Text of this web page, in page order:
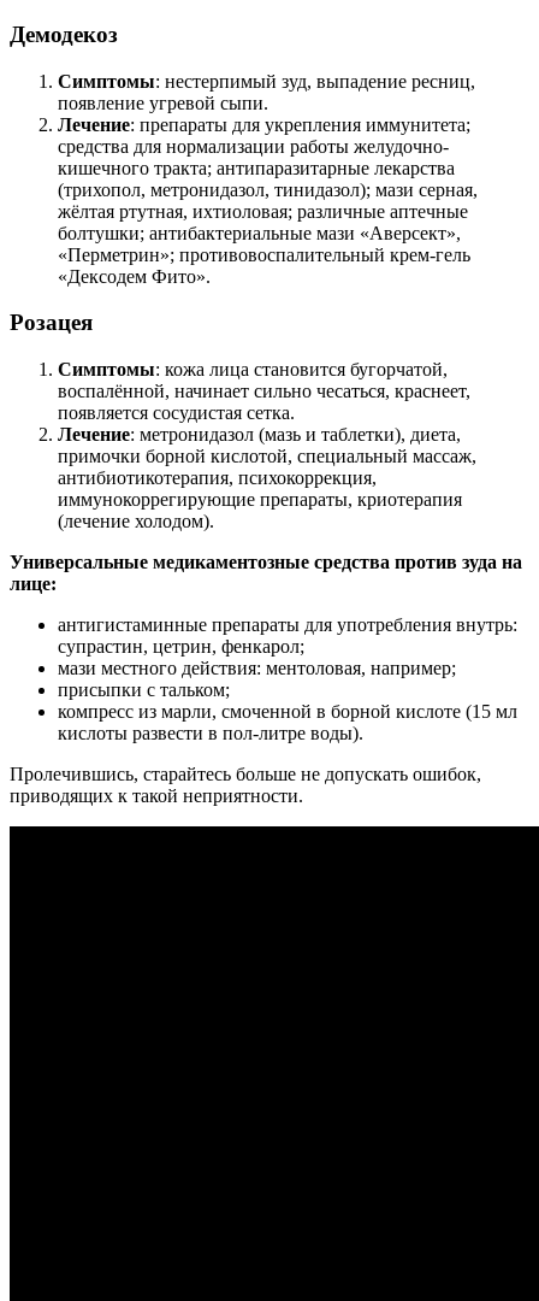
Демодекоз
Симптомы: нестерпимый зуд, выпадение ресниц,
появление угревой сыпи.
Лечение: препараты для укрепления иммунитета;
средства для нормализации работы желудочно-
кишечного тракта; антипаразитарные лекарства
(трихопол, метронидазол, тинидазол); мази серная,
жёлтая ртутная, ихтиоловая; различные аптечные
болтушки; антибактериальные мази «Аверсект»,
«Перметрин»; противовоспалительный крем-гель
«Дексодем Фито».
Розацея
Симптомы: кожа лица становится бугорчатой,
воспалённой, начинает сильно чесаться, краснеет,
появляется сосудистая сетка.
Лечение: метронидазол (мазь и таблетки), диета,
примочки борной кислотой, специальный массаж,
антибиотикотерапия, психокоррекция,
иммунокоррегирующие препараты, криотерапия
(лечение холодом).
Универсальные медикаментозные средства против зуда на
лице:
антигистаминные препараты для употребления внутрь:
супрастин, цетрин, фенкарол;
мази местного действия: ментоловая, например;
присыпки с тальком;
компресс из марли, смоченной в борной кислоте (15 мл
кислоты развести в пол-литре воды).
Пролечившись, старайтесь больше не допускать ошибок,
приводящих к такой неприятности.